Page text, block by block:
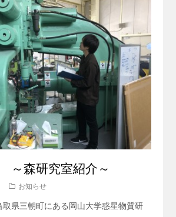
～森研究室紹介～
お知らせ
取県三朝町にある岡山大学惑星物質研